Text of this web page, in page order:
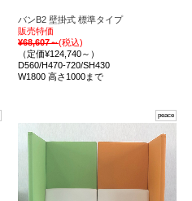
バンB2 壁掛式 標準タイプ
販売特価
¥68,607～(税込)
（定価¥124,740～）
D560/H470-720/SH430
W1800 高さ1000まで
peace